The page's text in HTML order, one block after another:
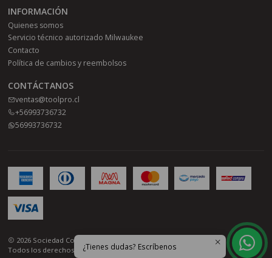
INFORMACIÓN
Quienes somos
Servicio técnico autorizado Milwaukee
Contacto
Política de cambios y reembolsos
CONTÁCTANOS
ventas@toolpro.cl
+56993736732
56993736732
2026 Sociedad Comercial Toolpro SPA.
Todos los derechos reservados.Desarrollado por Jumpseller
¿Tienes dudas? Escríbenos